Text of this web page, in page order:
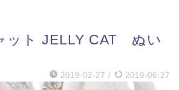
ット JELLY CAT ぬい
2019-02-27 / 2019-06-27